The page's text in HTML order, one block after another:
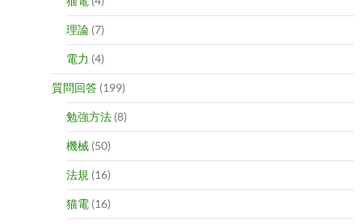
理論 (7)
電力 (4)
質問回答 (199)
勉強方法 (8)
機械 (50)
法規 (16)
猫電 (16)